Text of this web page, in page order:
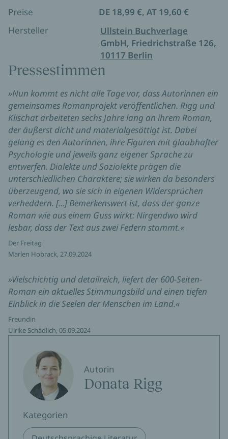
Preise
DE 18,99 €, AT 19,60 €
Hersteller
Ullstein Buchverlage
GmbH, Friedrichstraße 126,
10117 Berlin
Pressestimmen
»Nun kommt es nicht alle Tage vor, dass Autorinnen ein
gemeinsames Romanprojekt veröffentlichen. Rigg und
Klischat arbeiteten sechs Jahre lang an ihrem Roman,
der äußerst dicht und materialgesättigt ist. Dabei
gelang es den Autorinnen, ihre Figuren mit glaubhafter
Psychologie und jeweils ganz eigener Sprache zu
entwerfen. Dialekte und Soziolekte prägen die
unterschiedlichen Charaktere; sie wirken da besonders
überzeugend, wo sie sich in eigenen Widersprüchen
verheddern. [...] Bemerkenswert ist, dass der ganze
Roman wie aus einem Guss wirkt: Nirgendwo wird
lesbar, dass der Text aus zwei Federn stammt.«
Der Freitag
Marlen Hobrack, 27.09.2024
»Vielschichtig und detailreich, liefert der 600-Seiten-
Roman ein aktuelles Stimmungsbild und einen tiefen
Einblick in die Seelen der Menschen im Land.«
Freundin
Ulrike Schädlich, 05.09.2024
Autorin
Donata Rigg
Kategorien